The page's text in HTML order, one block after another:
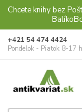
Chcete knihy bez
+421 54 474 4424
Pondelok - Piatok 8-17